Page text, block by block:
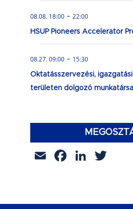
08.08. 18:00 - 22:00
HSUP Pioneers Accelerator
08.27. 09:00 - 15:30
Oktatásszervezési,
területen dolgozó
EmailFacebook